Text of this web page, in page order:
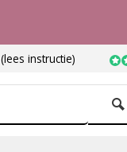
(lees instructie)